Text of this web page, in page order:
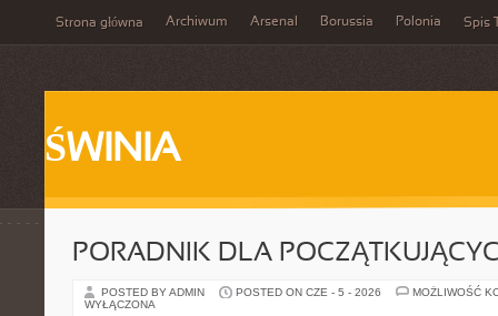
Strona główna Archiwum Arsenal Borussia Polonia Spis
ŚWINIA
PORADNIK DLA
POSTED BY ADMIN POSTED ON CZE - 5 - 2026
MOŻLIWOŚĆ
WYŁĄCZONA